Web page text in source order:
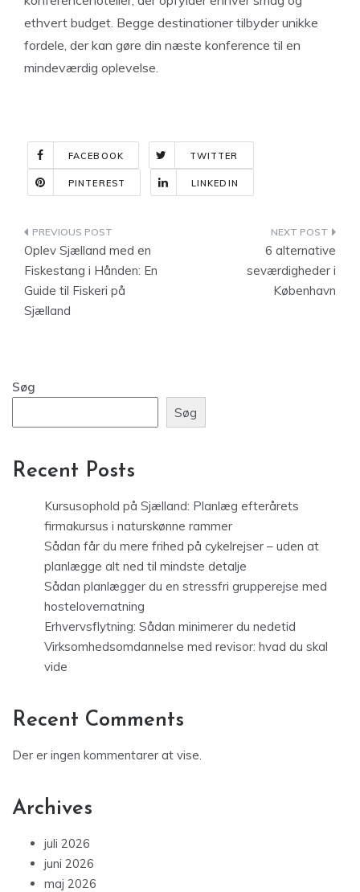
ethvert budget. Begge destinationer tilbyder unikke
fordele, der kan gøre din næste konference til en
mindeværdig oplevelse.
FACEBOOK TWITTER
PINTEREST LINKEDIN
Indlægsnavigation
Oplev Sjælland med en
Fiskestang i Hånden: En
Guide til Fiskeri på
Sjælland
6 alternative
seværdigheder i
København
Søg
Søg
Recent Posts
Kursusophold på Sjælland: Planlæg efterårets
firmakursus i naturskønne rammer
Sådan får du mere frihed på cykelrejser – uden at
planlægge alt ned til mindste detalje
Sådan planlægger du en stressfri grupperejse med
hostelovernatning
Erhvervsflytning: Sådan minimerer du nedetid
Virksomhedsomdannelse med revisor: hvad du skal
vide
Recent Comments
Der er ingen kommentarer at vise.
Archives
juli 2026
juni 2026
maj 2026